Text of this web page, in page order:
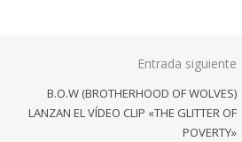
Entrada siguiente
B.O.W (BROTHERHOOD OF WOLVES)
LANZAN EL VÍDEO CLIP «THE GLITTER OF
POVERTY»